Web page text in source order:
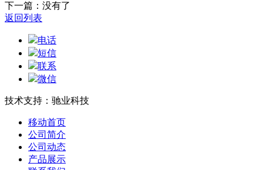
下一篇：没有了
返回列表
电话
短信
联系
微信
技术支持：驰业科技
移动首页
公司简介
公司动态
产品展示